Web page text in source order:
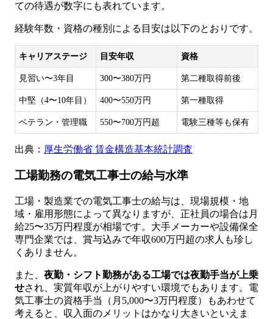
ての待遇が数字にも表れています。
経験年数・資格の種別による目安は以下のとおりです。
キャリアステージ 目安年収 資格
見習い〜3年目 300〜380万円 第二種取得前後
中堅（4〜10年目） 400〜550万円 第一種取得
ベテラン・管理職 550〜700万円超 電験三種等も保有
出典： 厚生労働省 賃金構造基本統計調査
工場勤務の電気工事士の給与水準
工場・製造業での電気工事士の給与は、現場規模・地
域・雇用形態によって異なりますが、正社員の場合は月
給25〜35万円程度が相場です。大手メーカーや設備保全
専門企業では、賞与込みで年収600万円超の求人も珍し
くありません。
また、 夜勤・シフト勤務がある工場では夜勤手当が上乗
せされ、実質年収が上がりやすい環境でもあります。電
気工事士の資格手当（月5,000〜3万円程度）もあわせて
考えると、収入面のメリットはかなり大きいといえま